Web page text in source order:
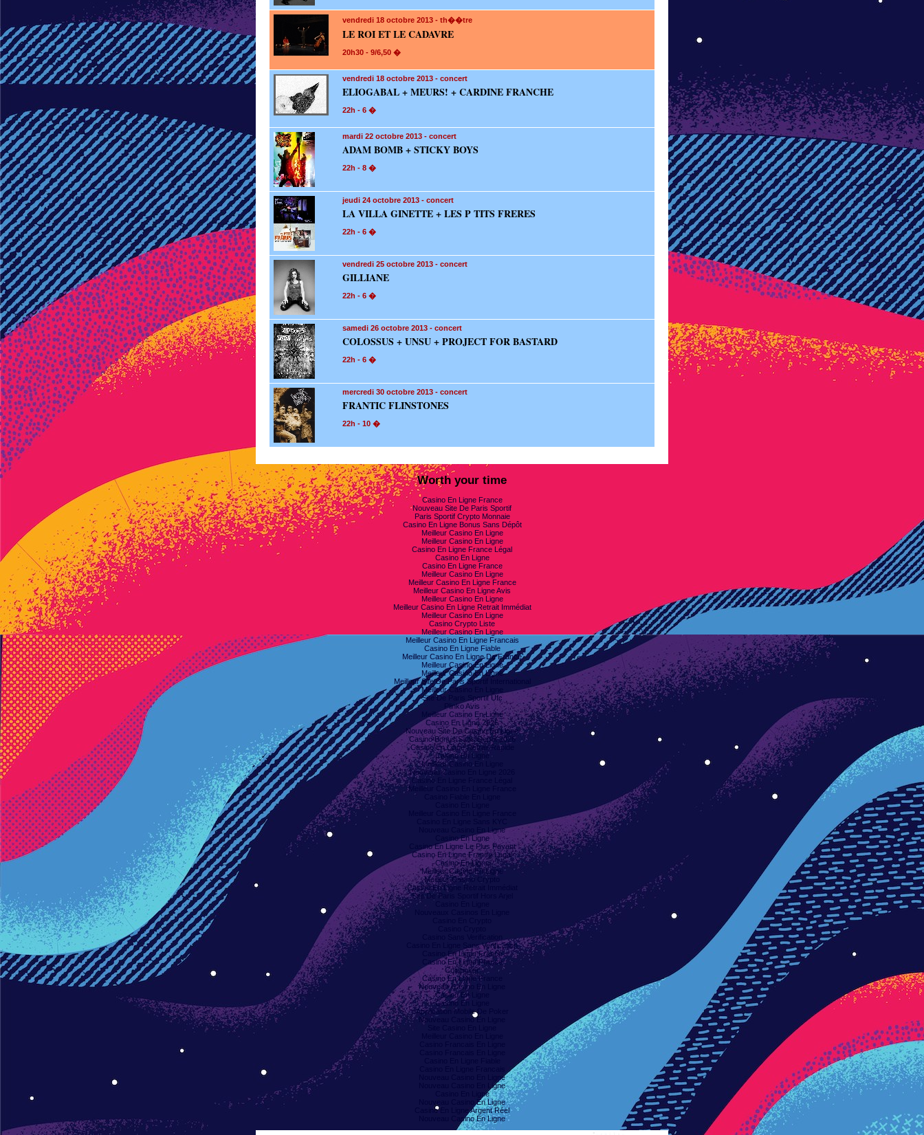
vendredi 18 octobre 2013 - th��tre
LE ROI ET LE CADAVRE
20h30 - 9/6,50 �
vendredi 18 octobre 2013 - concert
ELIOGABAL + MEURS! + CARDINE FRANCHE
22h - 6 �
mardi 22 octobre 2013 - concert
ADAM BOMB + STICKY BOYS
22h - 8 �
jeudi 24 octobre 2013 - concert
LA VILLA GINETTE + LES P TITS FRERES
22h - 6 �
vendredi 25 octobre 2013 - concert
GILLIANE
22h - 6 �
samedi 26 octobre 2013 - concert
COLOSSUS + UNSU + PROJECT FOR BASTARD
22h - 6 �
mercredi 30 octobre 2013 - concert
FRANTIC FLINSTONES
22h - 10 �
Worth your time
Casino En Ligne France
Nouveau Site De Paris Sportif
Paris Sportif Crypto Monnaie
Casino En Ligne Bonus Sans Dépôt
Meilleur Casino En Ligne
Meilleur Casino En Ligne
Casino En Ligne France Légal
Casino En Ligne
Casino En Ligne France
Meilleur Casino En Ligne
Meilleur Casino En Ligne France
Meilleur Casino En Ligne Avis
Meilleur Casino En Ligne
Meilleur Casino En Ligne Retrait Immédiat
Meilleur Casino En Ligne
Casino Crypto Liste
Meilleur Casino En Ligne
Meilleur Casino En Ligne Francais
Casino En Ligne Fiable
Meilleur Casino En Ligne De France
Meilleur Casino En Ligne
Meilleur Casino En Ligne
Meilleur Site De Paris Sportif International
Meilleur Casino En Ligne
Site De Paris Sportif Ufc
Plinko Avis
Meilleur Casino En Ligne
Casino En Ligne 2026
Nouveau Site De Casino En Ligne
Casino Bonus Sans Depot 2026
Casino En Ligne Retrait Rapide
Casino En Ligne
Meilleur Casino En Ligne
Nouveau Casino En Ligne 2026
Casino En Ligne France Légal
Meilleur Casino En Ligne France
Nouveau Casino En Ligne
Casino En Ligne
Casino En Ligne Le Plus Payant
Casino En Ligne France Légal
Casino En Ligne
Meilleur Casino En Ligne
Meilleur Casino Crypto
Casino En Ligne Retrait Immédiat
Site De Paris Sportif Hors Arjel
Casino En Ligne Sans Verification
Casino En Ligne France
Casino En Ligne France
Coinpoker
Casino En Ligne France
Nouveau Casino En Ligne
Casino En Ligne
Casino En Ligne
Application Mobile De Poker
Nouveau Casino En Ligne
Nouveau Casino En Ligne
Nouveau Casino En Ligne
Casino En Ligne
Nouveau Casino En Ligne
Casino En Ligne Argent Réel
Nouveau Casino En Ligne